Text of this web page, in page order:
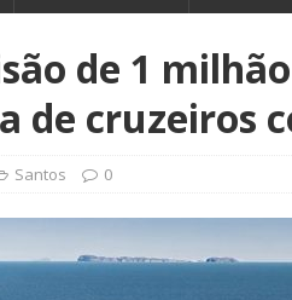
de 1
de cruzeiros
Santos 0